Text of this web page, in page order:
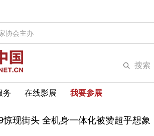
协会主办
搜索
务 在线影展 我要参展
现街头 全机身一体化被赞超乎想象